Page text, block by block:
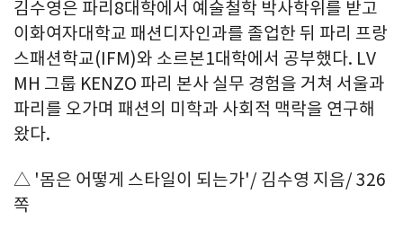
김수영은 파리8대학에서 예술철학 박사학위를 받고
이화여자대학교 패션디자인과를 졸업한 뒤 파리 프랑
스패션학교(IFM)와 소르본1대학에서 공부했다. LV
MH 그룹 KENZO 파리 본사 실무 경험을 거쳐 서울과
파리를 오가며 패션의 미학과 사회적 맥락을 연구해
왔다.
△ '몸은 어떻게 스타일이 되는가'/ 김수영 지음/ 326
쪽